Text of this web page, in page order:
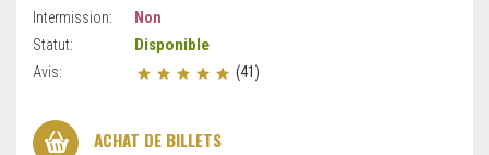
Intermission:
Non
Statut:
Disponible
Avis: (41)
ACHAT DE BILLETS